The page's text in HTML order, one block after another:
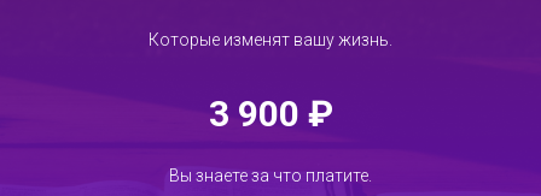
Которые изменят вашу жизнь.
3 900 ₽
Вы знаете за что платите.